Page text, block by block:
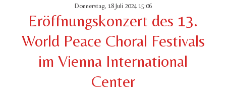
Donnerstag, 18 Juli 2024 15:06
Eröffnungskonzert des 13.
World Peace Choral Festivals
im Vienna International
Center